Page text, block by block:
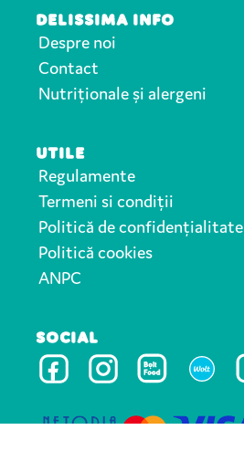
DELISSIMA INFO
Despre noi
Contact
Nutriționale și alergeni
UTILE
Regulamente
Termeni si condiții
Politică de confidențialitate
Politică cookies
ANPC
SOCIAL